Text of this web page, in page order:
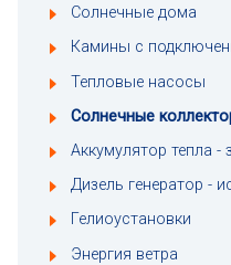
Солнечные дома
Камины с
Тепловые насосы
Солнечные
Аккумулятор тепла -
Дизель генератор -
Гелиоустановки
Энергия ветра